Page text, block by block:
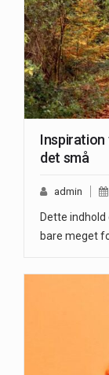
Inspiration
det små
admin
Dette
bare meget